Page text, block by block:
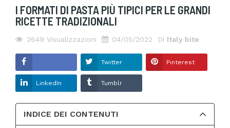
I FORMATI DI PASTA PIÙ TIPICI PER LE GRANDI
RICETTE TRADIZIONALI
2649 Visualizzazioni 04/05/2022 Di Italy bite
Condividere
Twitter Pinterest
LinkedIn Tumblr
INDICE DEI CONTENUTI